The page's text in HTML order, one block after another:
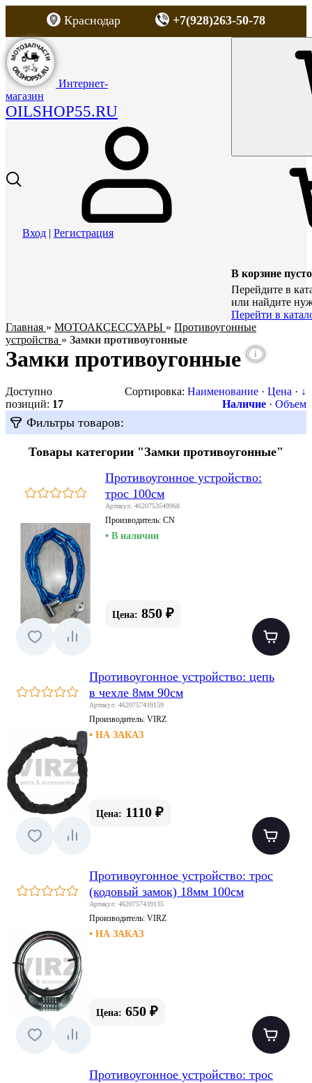
Краснодар +7(928)263-50-78
Интернет-
магазин
OILSHOP55.RU
Вход | Регистрация
В корзине пусто
Перейдите в
или найдите
Перейти в
Главная » МОТОАКСЕССУАРЫ » Противоугонные
устройства » Замки противоугонные
Замки противоугонные i
Доступно
позиций: 17
Сортировка: Наименование · Цена · ↓
Наличие · Объем
Фильтры товаров:
Товары категории "Замки противоугонные"
Противоугонное устройство:
трос 100см
Артикул: 4620753549968
Производитель:CN
• В наличии
Цена: 850 ₽
Противоугонное устройство: цепь
в чехле 8мм 90см
Артикул: 4620757439159
Производитель: VIRZ
• НА ЗАКАЗ
Цена: 1110 ₽
Противоугонное устройство: трос
(кодовый замок) 18мм 100см
Артикул: 4620757439135
Производитель: VIRZ
• НА ЗАКАЗ
Цена: 650 ₽
Противоугонное устройство: трос